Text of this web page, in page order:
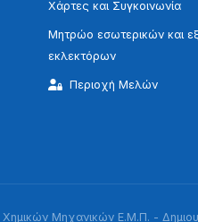
Χάρτες και Συγκοινωνία
Μητρώο εσωτερικών και
εκλεκτόρων
Περιοχή Μελών
Μηχανικών Ε.Μ.Π. -